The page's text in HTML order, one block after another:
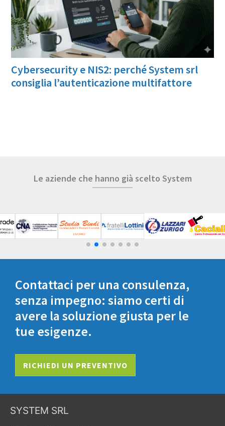
Cybersecurity e NIS2: perché System srl
consiglia l’autenticazione multifattore
Le aziende che hanno già scelto System
Contattaci per una consulenza,
senza impegno: siamo certi di
avere la soluzione giusta per le
tue esigenze.
RICHIEDI UN PREVENTIVO
SYSTEM SRL